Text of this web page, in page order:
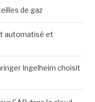
de gaz
automatisé et
Ingelheim choisit